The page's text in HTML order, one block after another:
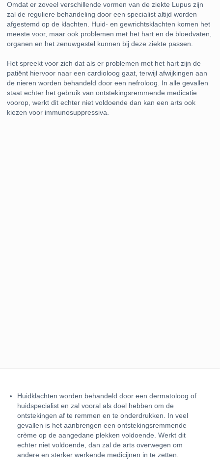
Omdat er zoveel verschillende vormen van de ziekte Lupus zijn
zal de reguliere behandeling door een specialist altijd worden
afgestemd op de klachten. Huid- en gewrichtsklachten komen het
meeste voor, maar ook problemen met het hart en de bloedvaten,
organen en het zenuwgestel kunnen bij deze ziekte passen.
Het spreekt voor zich dat als er problemen met het hart zijn de
patiënt hiervoor naar een cardioloog gaat, terwijl afwijkingen aan
de nieren worden behandeld door een nefroloog. In alle gevallen
staat echter het gebruik van ontstekingsremmende medicatie
voorop, werkt dit echter niet voldoende dan kan een arts ook
kiezen voor immunosuppressiva.
Huidklachten worden behandeld door een dermatoloog of
huidspecialist en zal vooral als doel hebben om de
ontstekingen af te remmen en te onderdrukken. In veel
gevallen is het aanbrengen een ontstekingsremmende
crème op de aangedane plekken voldoende. Werkt dit
echter niet voldoende, dan zal de arts overwegen om
andere en sterker werkende medicijnen in te zetten.